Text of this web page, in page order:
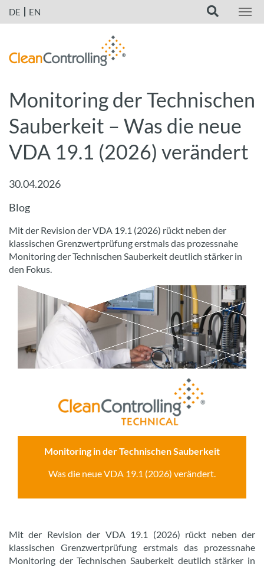
DE EN
Monitoring der Technischen
Sauberkeit – Was die neue
VDA 19.1 (2026) verändert
30.04.2026
Blog
Mit der Revision der VDA 19.1 (2026) rückt neben der
klassischen Grenzwertprüfung erstmals das prozessnahe
Monitoring der Technischen Sauberkeit deutlich stärker in
den Fokus.
Monitoring in der Technischen Sauberkeit
Was die neue VDA 19.1 (2026) verändert.
Mit der Revision der VDA 19.1 (2026) rückt neben der
klassischen Grenzwertprüfung erstmals das prozessnahe
Monitoring der Technischen Sauberkeit deutlich stärker in